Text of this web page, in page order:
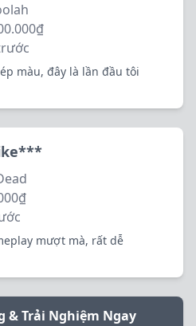
màu, đây là lần đầu tôi
mượt mà, rất dễ
& Trải Nghiệm Ngay